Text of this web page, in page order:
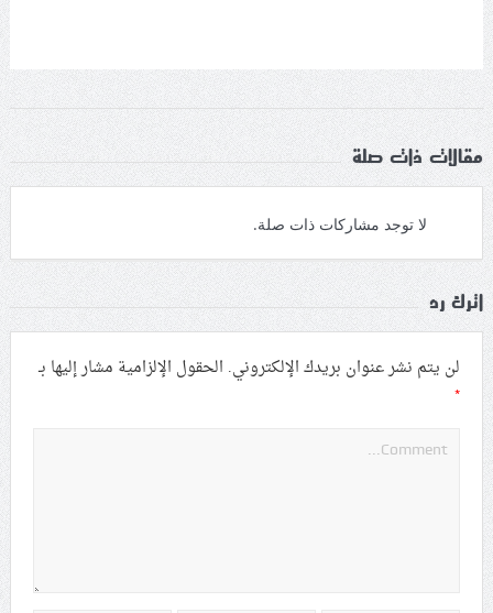
مقالات ذات صلة
لا توجد مشاركات ذات صلة.
اترك رد
لن يتم نشر عنوان بريدك الإلكتروني. الحقول الإلزامية مشار إليها بـ
*